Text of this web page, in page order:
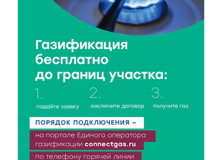
219
Тверские «Романтики» покорили Витебск своей
хореографией
6 Авг 2026 16:08 240
Виталий Королев наградил строителей и
анонсировал новые проекты
6 Авг 2026 16:02 101
Объем выдачи ипотеки в России вырос на 38%